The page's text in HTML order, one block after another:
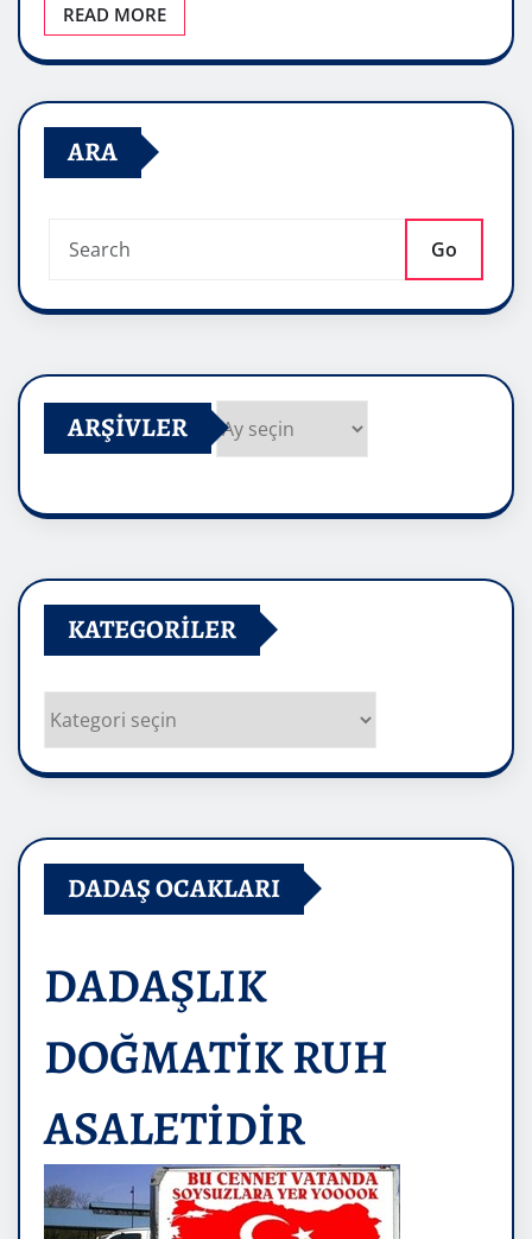
READ MORE
ARA
Go
ARŞIVLER
KATEGORILER
Kategoriler
DADAŞ OCAKLARI
DADAŞLIK
DOĞMATİK RUH
ASALETİDİR